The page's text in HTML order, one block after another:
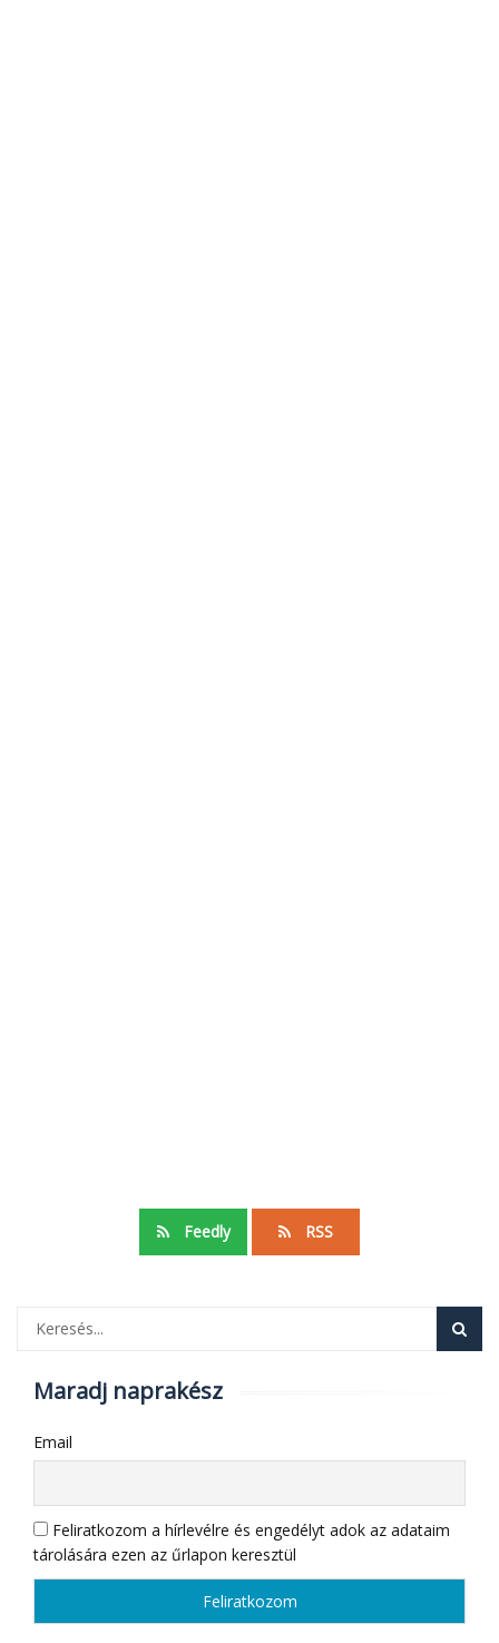
Feedly RSS
Maradj naprakész
Email
Feliratkozom a hírlevélre és engedélyt adok az adataim
tárolására ezen az űrlapon keresztül